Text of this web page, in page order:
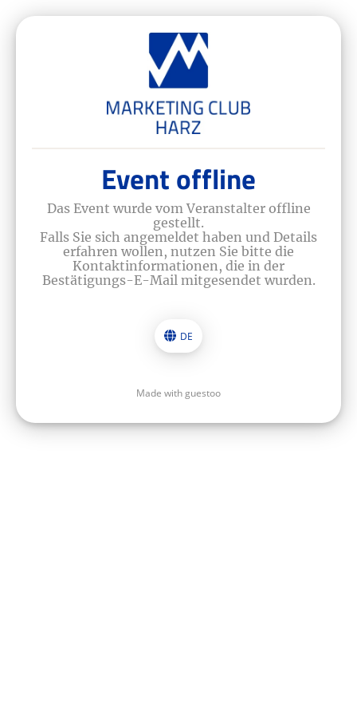
Event offline
Das Event wurde vom Veranstalter offline
gestellt.
Falls Sie sich angemeldet haben und Details
erfahren wollen, nutzen Sie bitte die
Kontaktinformationen, die in der
Bestätigungs-E-Mail mitgesendet wurden.
DE
Made with guestoo